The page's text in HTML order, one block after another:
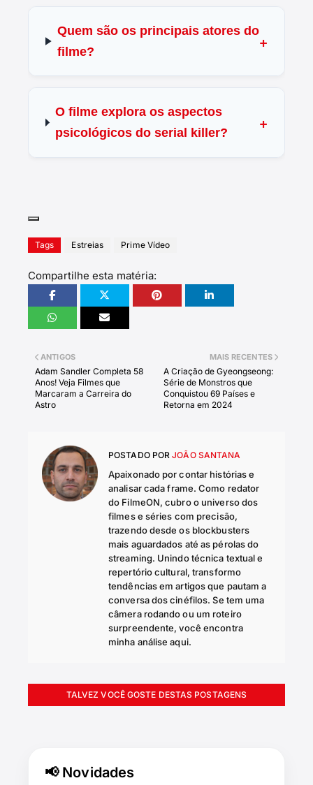
Quem são os principais atores do
filme?
O filme explora os aspectos
psicológicos do serial killer?
Tags Estreias Prime Vídeo
Compartilhe esta matéria:
MAIS RECENTES
A Criação de Gyeongseong:
Série de Monstros que
Conquistou 69 Países e
Retorna em 2024
ANTIGOS
Adam Sandler Completa 58
Anos! Veja Filmes que
Marcaram a Carreira do
Astro
POSTADO POR JOÃO SANTANA
Apaixonado por contar histórias e
analisar cada frame. Como redator
do FilmeON, cubro o universo dos
filmes e séries com precisão,
trazendo desde os blockbusters
mais aguardados até as pérolas do
streaming. Unindo técnica textual e
repertório cultural, transformo
tendências em artigos que pautam a
conversa dos cinéfilos. Se tem uma
câmera rodando ou um roteiro
surpreendente, você encontra
minha análise aqui.
TALVEZ VOCÊ GOSTE DESTAS POSTAGENS
📢 Novidades